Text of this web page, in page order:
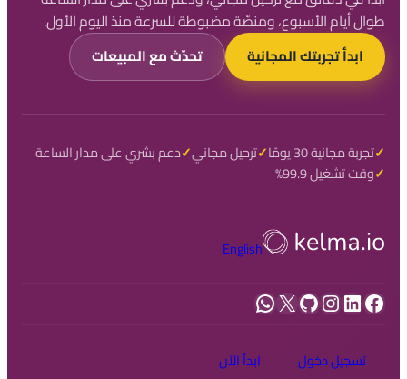
طوال أيام الأسبوع، ومنصّة مضبوطة للسرعة منذ اليوم الأول.
ابدأ تجربتك المجانية
تحدّث مع المبيعات
تجربة مجانية 30 يومًا ترحيل مجاني دعم بشري على مدار الساعة
وقت تشغيل 99.9%
English
فيسبوك لينكد إن إنستجرام جيت هاب إكسواتساب
تسجيل دخول ابدأ الآن